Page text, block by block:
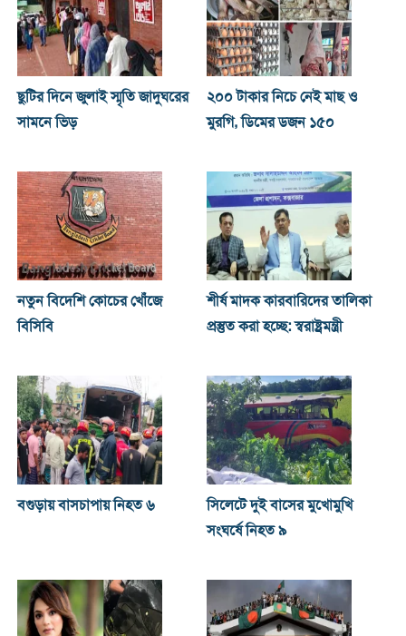
ছুটির দিনে জুলাই স্মৃতি জাদুঘরের
সামনে ভিড়
২০০ টাকার নিচে নেই মাছ ও
মুরগি, ডিমের ডজন ১৫০
নতুন বিদেশি কোচের খোঁজে
বিসিবি
শীর্ষ মাদক কারবারিদের তালিকা
প্রস্তুত করা হচ্ছে: স্বরাষ্ট্রমন্ত্রী
বগুড়ায় বাসচাপায় নিহত ৬
সিলেটে দুই বাসের মুখোমুখি
সংঘর্ষে নিহত ৯